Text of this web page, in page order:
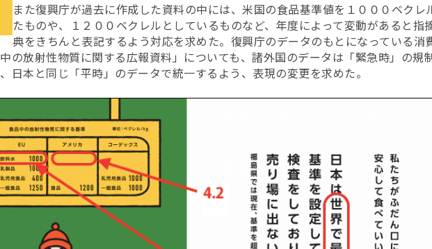
また復興庁が過去に作成した資料の中には、米国の食品基準値を１０００ベクレ
たものや、１２００ベクレルとしているものなど、年度によって変動があると指
典をきちんと表記するよう対応を求めた。復興庁のデータのもとになっている消
の放射性物質に関する広報資料」についても、諸外国のデータは「緊急時」の規
日本と同じ「平時」のデータで統一するよう、表現の変更を求めた。